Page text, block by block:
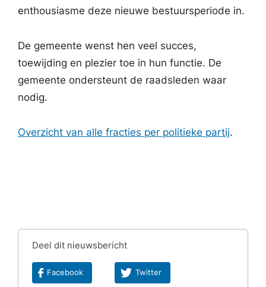
enthousiasme deze nieuwe bestuursperiode in.
De gemeente wenst hen veel succes,
toewijding en plezier toe in hun functie. De
gemeente ondersteunt de raadsleden waar
nodig.
Overzicht van alle fracties per politieke partij.
Deel dit nieuwsbericht
Facebook Twitter